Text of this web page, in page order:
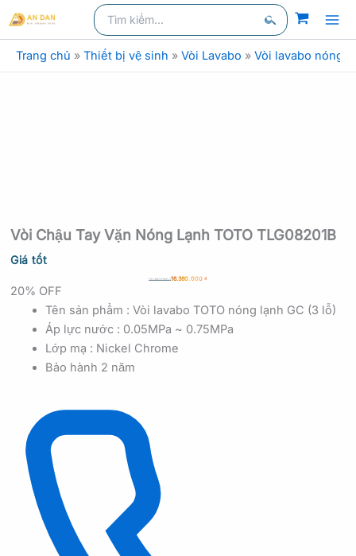
tới
Tìm
kiếm:
Tìm
kiếm
Trang chủ » Thiết bị vệ sinh » Vòi Lavabo » Vòi lavabo nóng
Vòi Chậu Tay Vặn Nóng Lạnh TOTO TLG08201B
Giá tốt
20.481.000₫16.380.000 ₫
20% OFF
Tên sản phẩm : Vòi lavabo TOTO nóng lạnh GC (3 lỗ)
Áp lực nước : 0.05MPa ~ 0.75MPa
Lớp mạ : Nickel Chrome
Bảo hành 2 năm